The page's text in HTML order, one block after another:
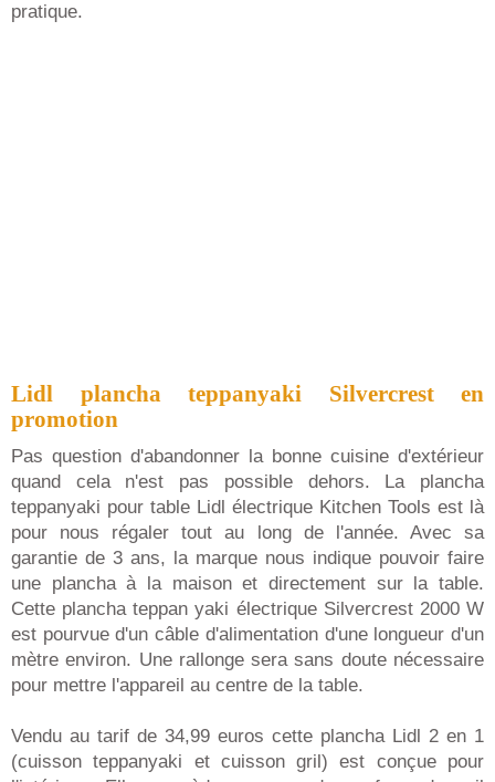
pratique.
Lidl plancha teppanyaki Silvercrest en
promotion
Pas question d'abandonner la bonne cuisine d'extérieur
quand cela n'est pas possible dehors. La plancha
teppanyaki pour table Lidl électrique Kitchen Tools est là
pour nous régaler tout au long de l'année. Avec sa
garantie de 3 ans, la marque nous indique pouvoir faire
une plancha à la maison et directement sur la table.
Cette plancha teppan yaki électrique Silvercrest 2000 W
est pourvue d'un câble d'alimentation d'une longueur d'un
mètre environ. Une rallonge sera sans doute nécessaire
pour mettre l'appareil au centre de la table.
Vendu au tarif de 34,99 euros cette plancha Lidl 2 en 1
(cuisson teppanyaki et cuisson gril) est conçue pour